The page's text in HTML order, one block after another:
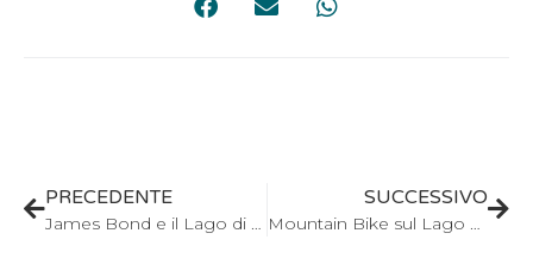
PRECEDENTE
James Bond e il Lago di Como
SUCCESSIVO
Mountain Bike sul Lago di Como: monti di Vercana